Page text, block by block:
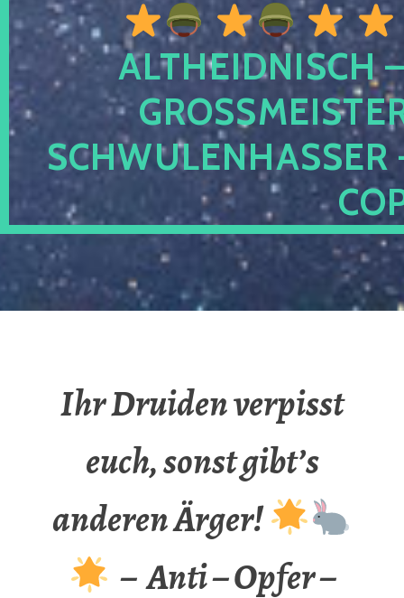
ALTHEIDNISCH
CHWULENHASSER
Ihr Druiden verpisst
euch, sonst gibt’s
anderen Ärger!
– Anti – Opfer –